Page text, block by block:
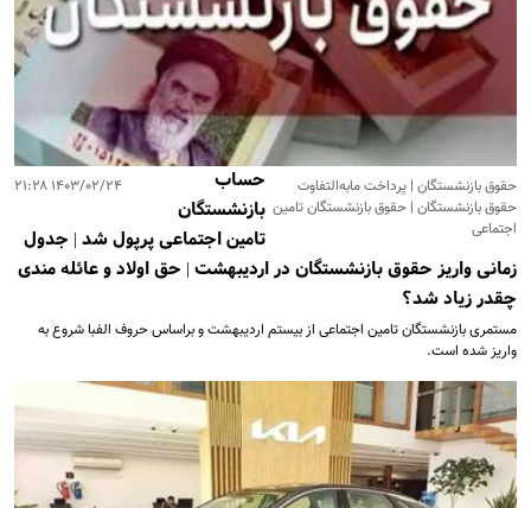
۱۴۰۳/۰۲/۲۴ ۲۱:۲۸
حقوق بازنشستگان | پرداخت مابه‌التفاوت
حقوق بازنشستگان | حقوق بازنشستگان تامین
اجتماعی
حساب
بازنشستگان
تامین اجتماعی پرپول شد | جدول
زمانی واریز حقوق بازنشستگان در اردیبهشت | حق اولاد و عائله مندی
چقدر زیاد شد؟
مستمری بازنشستگان تامین اجتماعی از بیستم اردیبهشت و براساس حروف الفبا شروع به
واریز شده است.